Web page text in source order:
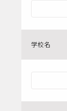
学校名